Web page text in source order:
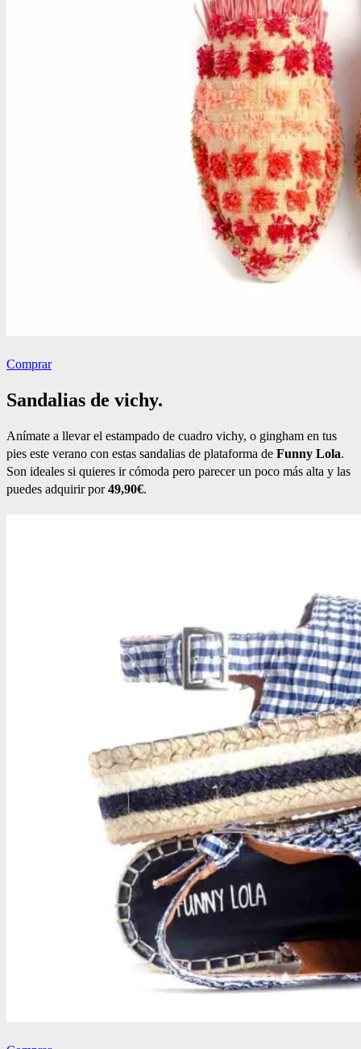
Comprar
Sandalias de vichy.
Anímate a llevar el estampado de cuadro vichy, o gingham en tus
pies este verano con estas sandalias de plataforma de Funny Lola.
Son ideales si quieres ir cómoda pero parecer un poco más alta y las
puedes adquirir por49,90€.